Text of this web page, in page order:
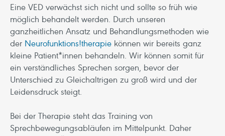
Eine VED verwächst sich nicht und sollte so früh wie
möglich behandelt werden. Durch unseren
ganzheitlichen Ansatz und Behandlungsmethoden wie
der Neurofunktions!therapiekönnen wir bereits ganz
kleine Patient*innen behandeln. Wir können somit für
ein verständliches Sprechen sorgen, bevor der
Unterschied zu Gleichaltrigen zu groß wird und der
Leidensdruck steigt.
Bei der Therapie steht das Training von
Sprechbewegungsabläufen im Mittelpunkt. Daher